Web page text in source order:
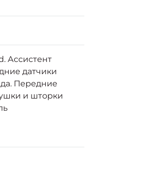
Ассистент
датчики
Передние
и шторки